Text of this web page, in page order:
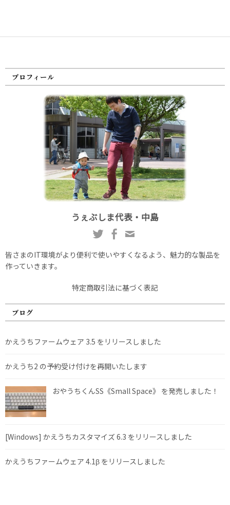
プロフィール
うぇぶしま代表・中島
皆さまのIT環境がより便利で使いやすくなるよう、魅力的な製品を
作っていきます。
特定商取引法に基づく表記
ブログ
かえうちファームウェア 3.5 をリリースしました
かえうち2 の予約受け付けを再開いたします
おやうちくんSS《Small Space》 を発売しました！
[Windows] かえうちカスタマイズ 6.3 をリリースしました
かえうちファームウェア 4.1β をリリースしました